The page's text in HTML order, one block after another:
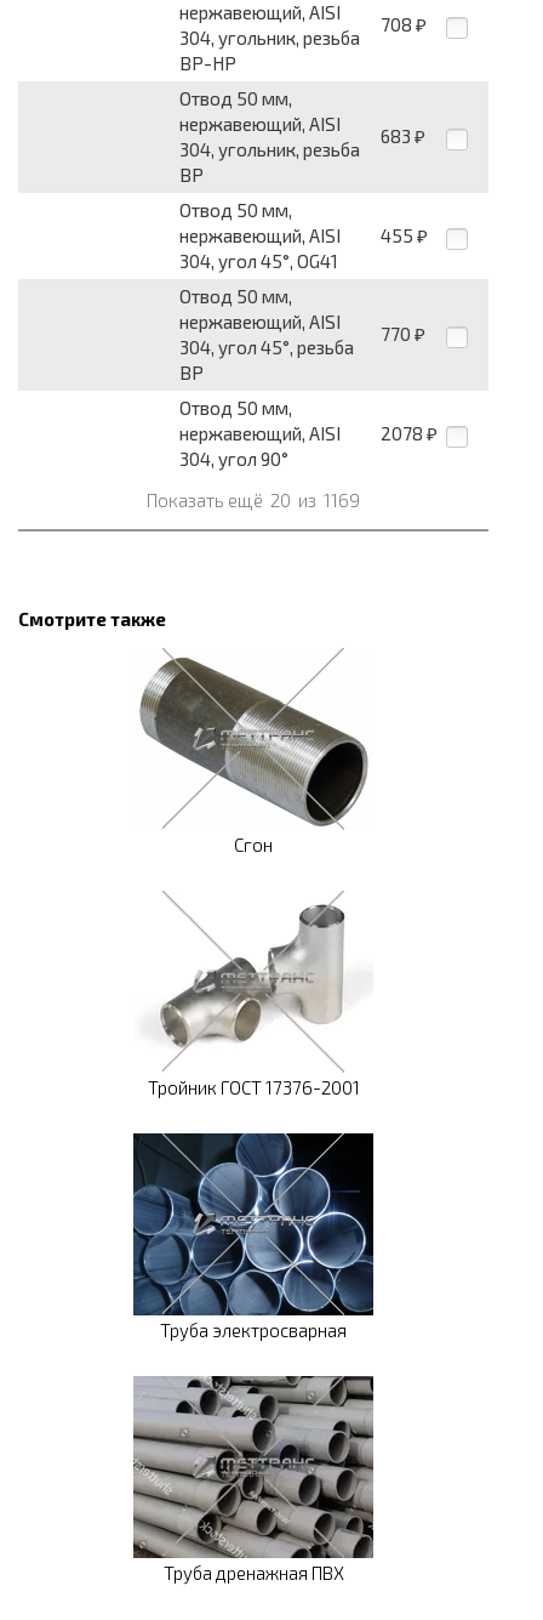
нержавеющий, AISI
304, угольник, резьба
ВР-НР
708 ₽
Отвод 50 мм,
нержавеющий, AISI
304, угольник, резьба
ВР
683 ₽
Отвод 50 мм,
нержавеющий, AISI
304, угол 45°, OG41
455 ₽
Отвод 50 мм,
нержавеющий, AISI
304, угол 45°, резьба
ВР
770 ₽
Отвод 50 мм,
нержавеющий, AISI
304, угол 90°
2078 ₽
Показать ещё 20 из 1169
Смотрите также
Сгон
Тройник ГОСТ 17376-2001
Труба электросварная
Труба дренажная ПВХ